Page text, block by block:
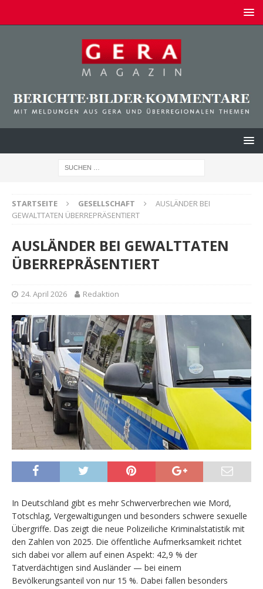
STARTSEITE GESELLSCHAFT
AUSLÄNDER BEI
GEWALTTATEN ÜBERREPRÄSENTIERT
AUSLÄNDER BEI GEWALTTATEN
ÜBERREPRÄSENTIERT
24. April 2026 Redaktion
In Deutschland gibt es mehr Schwerverbrechen wie Mord,
Totschlag, Vergewaltigungen und besonders schwere sexuelle
Übergriffe. Das zeigt die neue Polizeiliche Kriminalstatistik mit
den Zahlen von 2025. Die öffentliche Aufmerksamkeit richtet
sich dabei vor allem auf einen Aspekt: 42,9 % der
Tatverdächtigen sind Ausländer — bei einem
Bevölkerungsanteil von nur 15 %. Dabei fallen besonders